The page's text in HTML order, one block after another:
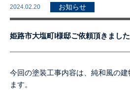
2024.02.20 お知らせ
姫路市大塩町I様邸ご依頼頂きました
今回の塗装工事内容は、純和風の
ます。